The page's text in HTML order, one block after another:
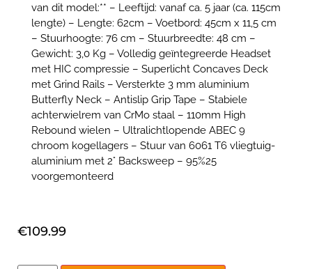
van dit model:** – Leeftijd: vanaf ca. 5 jaar (ca. 115cm
lengte) – Lengte: 62cm – Voetbord: 45cm x 11,5 cm
– Stuurhoogte: 76 cm – Stuurbreedte: 48 cm –
Gewicht: 3,0 Kg – Volledig geïntegreerde Headset
met HIC compressie – Superlicht Concaves Deck
met Grind Rails – Versterkte 3 mm aluminium
Butterfly Neck – Antislip Grip Tape – Stabiele
achterwielrem van CrMo staal – 110mm High
Rebound wielen – Ultralichtlopende ABEC 9
chroom kogellagers – Stuur van 6061 T6 vliegtuig-
aluminium met 2° Backsweep – 95%25
voorgemonteerd
€109.99